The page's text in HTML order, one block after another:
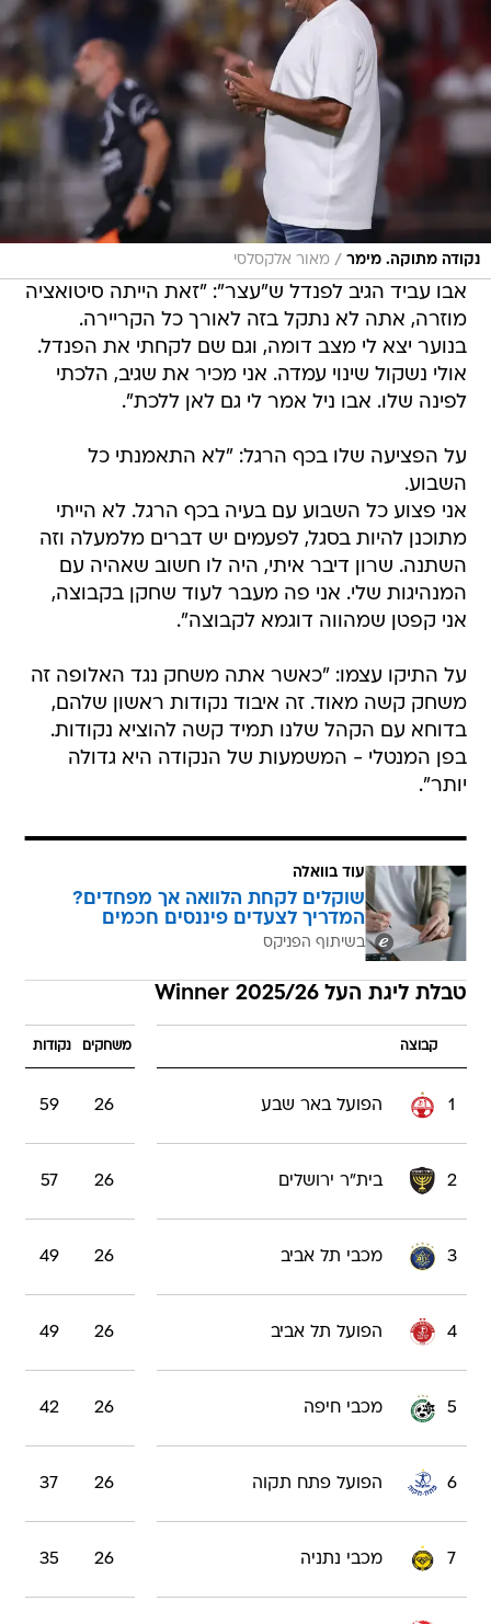
נקודה מתוקה. מימר / מאור אלקסלסי
אבו עביד הגיב לפנדל ש"עצר": "זאת הייתה סיטואציה
מוזרה, אתה לא נתקל בזה לאורך כל הקריירה.
בנוער יצא לי מצב דומה, וגם שם לקחתי את הפנדל.
אולי נשקול שינוי עמדה. אני מכיר את שגיב, הלכתי
לפינה שלו. אבו ניל אמר לי גם לאן ללכת".
על הפציעה שלו בכף הרגל: "לא התאמנתי כל
השבוע.
אני פצוע כל השבוע עם בעיה בכף הרגל. לא הייתי
מתוכנן להיות בסגל, לפעמים יש דברים מלמעלה וזה
השתנה. שרון דיבר איתי, היה לו חשוב שאהיה עם
המנהיגות שלי. אני פה מעבר לעוד שחקן בקבוצה,
אני קפטן שמהווה דוגמא לקבוצה".
על התיקו עצמו: "כאשר אתה משחק נגד האלופה זה
משחק קשה מאוד. זה איבוד נקודות ראשון שלהם,
בדוחא עם הקהל שלנו תמיד קשה להוציא נקודות.
בפן המנטלי - המשמעות של הנקודה היא גדולה
יותר".
עוד בוואלה
שוקלים לקחת הלוואה אך מפחדים?
המדריך לצעדים פיננסים חכמים
בשיתוף הפניקס
טבלת ליגת העל 2025/26 Winner
קבוצה משחקים נקודות
1 הפועל באר שבע 26
59
2 בית"ר ירושלים 26
57
3 מכבי תל אביב 26
49
4 הפועל תל אביב 26
49
5 מכבי חיפה 26
42
6 הפועל פתח תקוה 26
37
7 מכבי נתניה 26
35